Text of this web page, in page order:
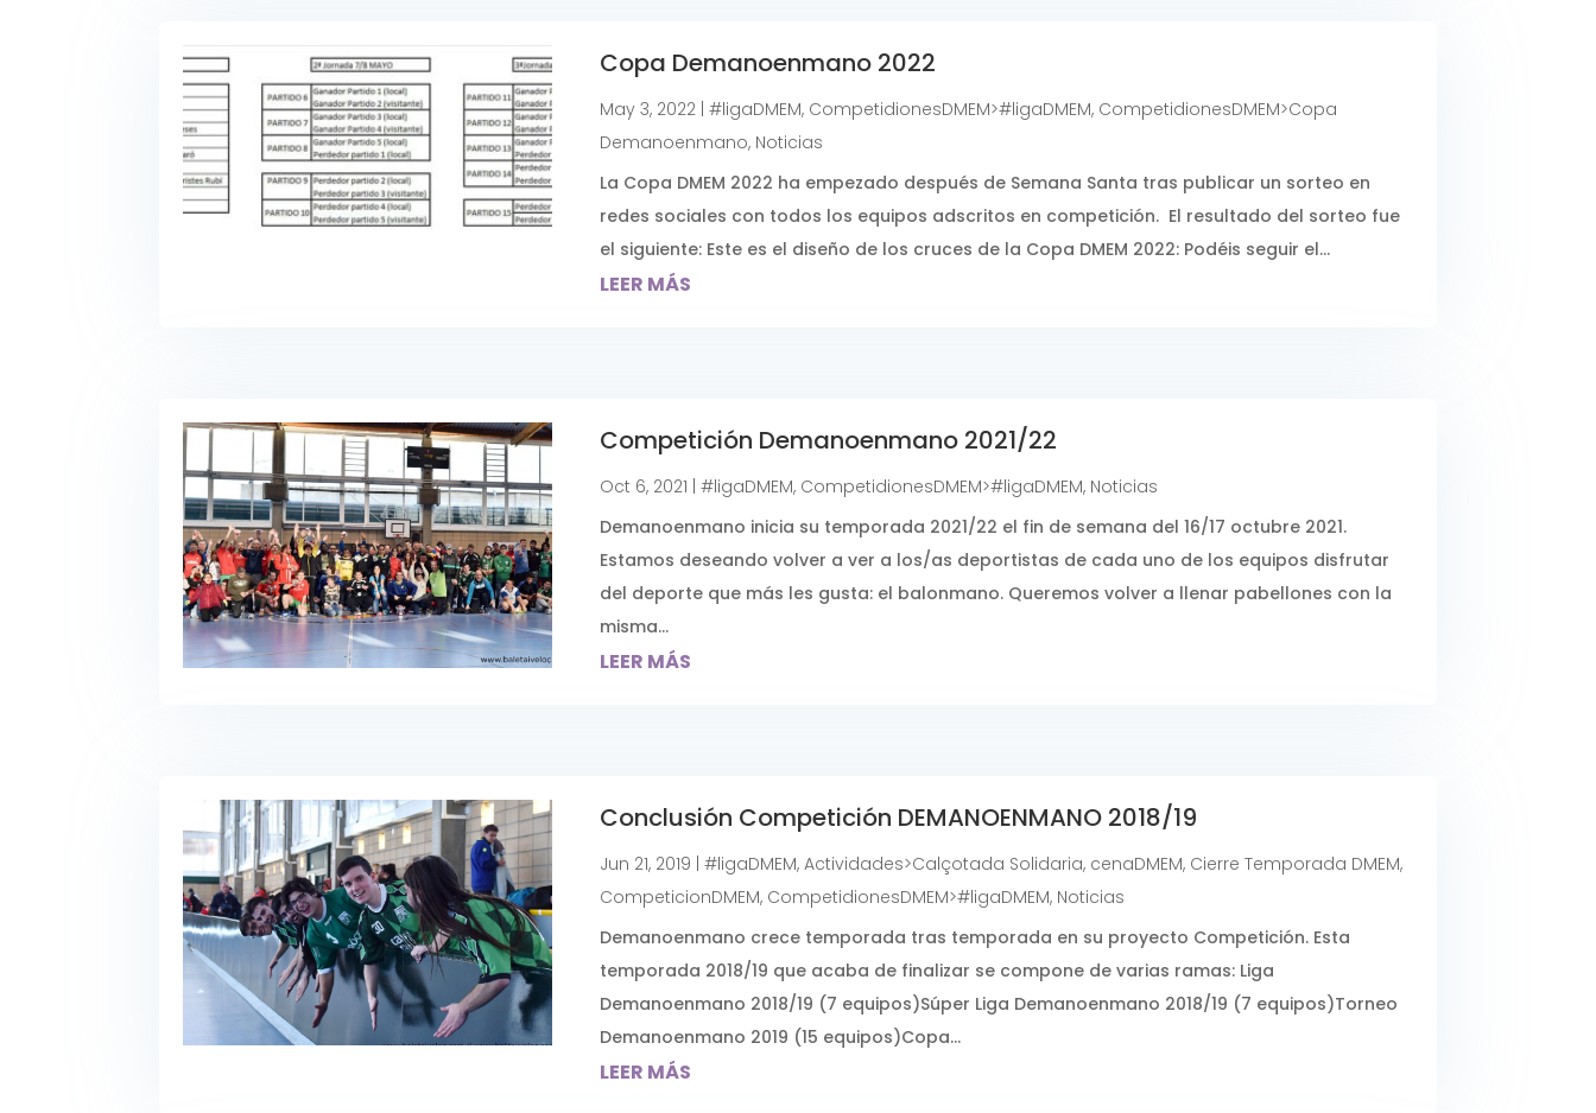
Copa Demanoenmano 2022
May 3, 2022| #ligaDMEM, CompetidionesDMEM>#ligaDMEM, CompetidionesDMEM>Copa
Demanoenmano, Noticias
La Copa DMEM 2022 ha empezado después de Semana Santa tras publicar un sorteo en
redes sociales con todos los equipos adscritos en competición. El resultado del sorteo fue
el siguiente: Este es el diseño de los cruces de la Copa DMEM 2022: Podéis seguir el...
LEER MÁS
Competición Demanoenmano 2021/22
Oct 6, 2021 | #ligaDMEM, CompetidionesDMEM>#ligaDMEM, Noticias
Demanoenmano inicia su temporada 2021/22 el fin de semana del 16/17 octubre 2021.
Estamos deseando volver a ver a los/as deportistas de cada uno de los equipos disfrutar
del deporte que más les gusta: el balonmano. Queremos volver a llenar pabellones con la
misma...
LEER MÁS
Conclusión Competición DEMANOENMANO 2018/19
Jun 21, 2019 | #ligaDMEM, Actividades>Calçotada Solidaria, cenaDMEM, Cierre Temporada DMEM,
CompeticionDMEM, CompetidionesDMEM>#ligaDMEM, Noticias
Demanoenmano crece temporada tras temporada en su proyecto Competición. Esta
temporada 2018/19 que acaba de finalizar se compone de varias ramas: Liga
Demanoenmano 2018/19 (7 equipos)Súper Liga Demanoenmano 2018/19 (7 equipos)Torneo
Demanoenmano 2019 (15 equipos)Copa...
LEER MÁS